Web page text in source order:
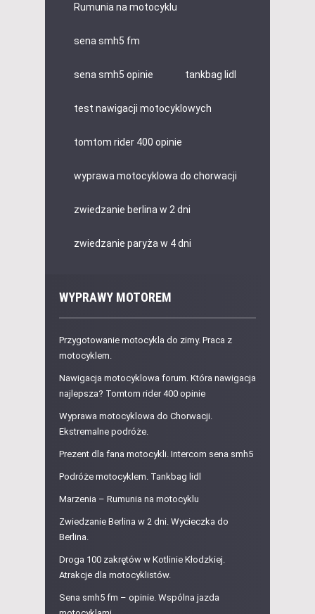
Rumunia na motocyklu
sena smh5 fm
sena smh5 opinie tankbag lidl
test nawigacji motocyklowych
tomtom rider 400 opinie
wyprawa motocyklowa do chorwacji
zwiedzanie berlina w 2 dni
zwiedzanie paryża w 4 dni
WYPRAWY MOTOREM
Przygotowanie motocykla do zimy. Praca z
motocyklem.
Nawigacja motocyklowa forum. Która nawigacja
najlepsza? Tomtom rider 400 opinie
Wyprawa motocyklowa do Chorwacji.
Ekstremalne podróże.
Prezent dla fana motocykli. Intercom sena smh5
Podróże motocyklem. Tankbag lidl
Marzenia – Rumunia na motocyklu
Zwiedzanie Berlina w 2 dni. Wycieczka do
Berlina.
Droga 100 zakrętów w Kotlinie Kłodzkiej.
Atrakcje dla motocyklistów.
Sena smh5 fm – opinie. Wspólna jazda